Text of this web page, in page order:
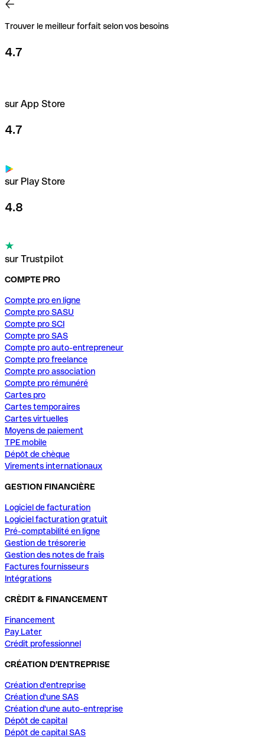
Trouver le meilleur forfait selon vos besoins
4.7
sur App Store
4.7
sur Play Store
4.8
sur Trustpilot
COMPTE PRO
Compte pro en ligne
Compte pro SASU
Compte pro SCI
Compte pro SAS
Compte pro auto-entrepreneur
Compte pro freelance
Compte pro association
Compte pro rémunéré
Cartes pro
Cartes temporaires
Cartes virtuelles
Moyens de paiement
TPE mobile
Dépôt de chèque
Virements internationaux
GESTION FINANCIÈRE
Logiciel de facturation
Logiciel facturation gratuit
Pré-comptabilité en ligne
Gestion de trésorerie
Gestion des notes de frais
Factures fournisseurs
Intégrations
CRÈDIT & FINANCEMENT
Financement
Pay Later
Crédit professionnel
CRÉATION D'ENTREPRISE
Création d'entreprise
Création d'une SAS
Création d'une auto-entreprise
Dépôt de capital
Dépôt de capital SAS